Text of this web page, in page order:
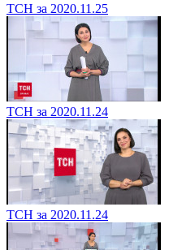
ТСН за 2020.11.25
ТСН за 2020.11.24
ТСН за 2020.11.24